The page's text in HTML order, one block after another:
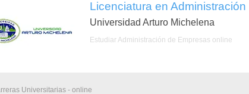
Licenciatura en
Universidad Arturo Michelena
Estudiar Administración de Empresas online
Universitarias - online